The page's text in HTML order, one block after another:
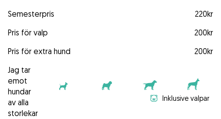
Semesterpris
220kr
Pris för valp
200kr
Pris för extra hund
200kr
Jag tar
emot
hundar
av alla
storlekar
Inklusive valpar